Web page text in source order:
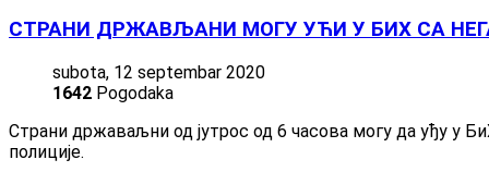
СТРАНИ ДРЖАВЉАНИ МОГУ УЋИ У БИХ СА
subota, 12 septembar 2020
1642 Pogodaka
Страни државаљни од јутрос од 6 часова могу да уђу у
полиције.